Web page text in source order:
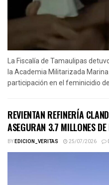
La Fiscalía de Tamaulipas
la Academia Militarizada
participación en el feminicidio
REVIENTAN REFINERÍA
ASEGURAN 3.7 MILLONES
BYEDICION_VERITAS 25/07/2026